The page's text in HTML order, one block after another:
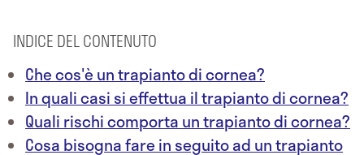
INDICE DEL CONTENUTO
Che cos'è un trapianto di cornea?
In quali casi si effettua il trapianto di cornea?
Quali rischi comporta un trapianto di cornea?
Cosa bisogna fare in seguito ad un trapianto